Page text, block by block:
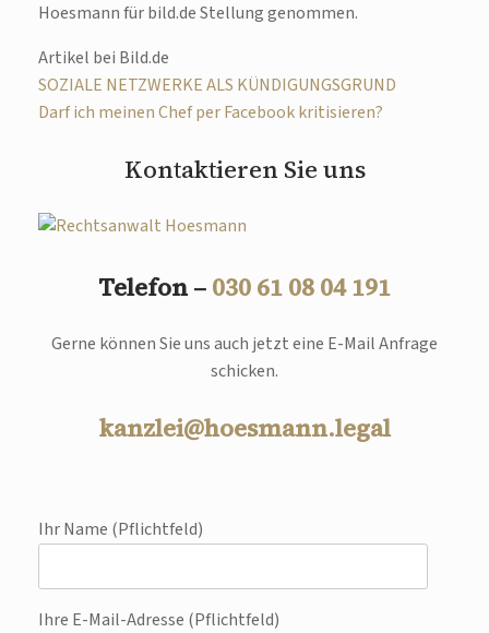
Hoesmann für bild.de Stellung genommen.
Artikel bei Bild.de
SOZIALE NETZWERKE ALS KÜNDIGUNGSGRUND
Darf ich meinen Chef per Facebook kritisieren?
Kontaktieren Sie uns
Telefon – 030 61 08 04 191
Gerne können Sie uns auch jetzt eine E-Mail Anfrage
schicken.
kanzlei@hoesmann.legal
Ihr Name (Pflichtfeld)
Ihre E-Mail-Adresse (Pflichtfeld)